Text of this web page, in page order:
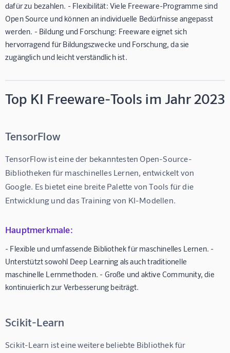
dafür zu bezahlen. - Flexibilität: Viele Freeware-Programme sind
Open Source und können an individuelle Bedürfnisse angepasst
werden. - Bildung und Forschung: Freeware eignet sich
hervorragend für Bildungszwecke und Forschung, da sie
zugänglich und leicht verständlich ist.
Top KI Freeware-Tools im Jahr 2023
TensorFlow
TensorFlow ist eine der bekanntesten Open-Source-
Bibliotheken für maschinelles Lernen, entwickelt von
Google. Es bietet eine breite Palette von Tools für die
Entwicklung und das Training von KI-Modellen.
Hauptmerkmale:
- Flexible und umfassende Bibliothek für maschinelles Lernen. -
Unterstützt sowohl Deep Learning als auch traditionelle
maschinelle Lernmethoden. - Große und aktive Community, die
kontinuierlich zur Verbesserung beiträgt.
Scikit-Learn
Scikit-Learn ist eine weitere beliebte Bibliothek für